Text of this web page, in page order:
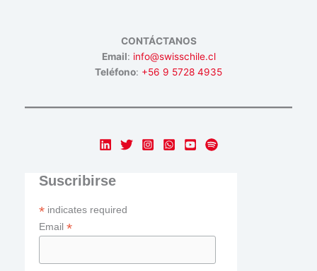
CONTÁCTANOS
Email: info@swisschile.cl
Teléfono: +56 9 5728 4935
Suscribirse
* indicates required
Email *